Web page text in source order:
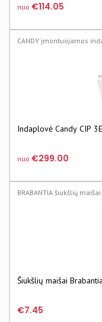
nuo €114.05
CANDY įmontuojamos
Indaplovė Candy CIP
nuo €299.00
BRABANTIA šiukšlių maišai
Šiukšlių maišai
€7.45